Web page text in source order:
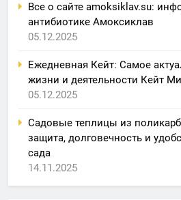
Все о сайте amoksiklav.su:
антибиотике Амоксиклав
05.12.2025
Ежедневная Кейт: Самое
жизни и деятельности Кейт
05.12.2025
Садовые теплицы из
защита, долговечность и
сада
14.11.2025